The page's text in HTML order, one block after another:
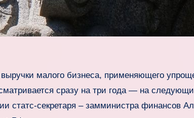
выручки малого бизнеса, применяющего
сразу на три года — на
статс-секретаря – замминистра финансов